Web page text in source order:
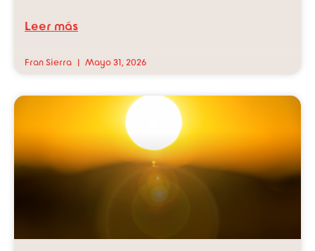
Leer más
Fran Sierra Mayo 31, 2026